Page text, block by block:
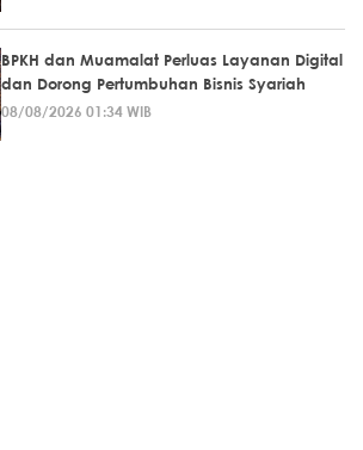
BPKH dan Muamalat Perluas Layanan Digital
dan Dorong Pertumbuhan Bisnis Syariah
08/08/2026 01:34 WIB